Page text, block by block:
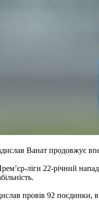
Ванат продовжує
ліги 22-річний
провів 92